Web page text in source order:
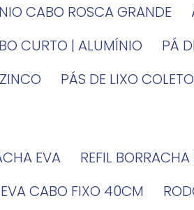
CABO ROSCA GRANDE
CURTO | ALUMÍNIO
PÁ
ZINCO
PÁS DE LIXO
EVA
REFIL
EVA CABO FIXO 40CM